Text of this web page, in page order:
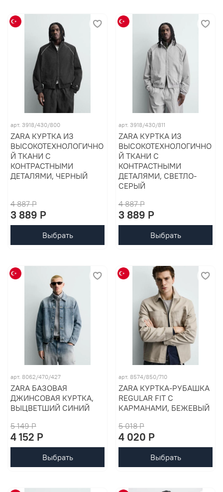
арт. 3918/430/800
ZARA КУРТКА ИЗ
ВЫСОКОТЕХНОЛОГИЧНО
Й ТКАНИ С
КОНТРАСТНЫМИ
ДЕТАЛЯМИ, ЧЕРНЫЙ
4 887 P
3 889 P
Выбрать
арт. 3918/430/811
ZARA КУРТКА ИЗ
ВЫСОКОТЕХНОЛОГИЧНО
Й ТКАНИ С
КОНТРАСТНЫМИ
ДЕТАЛЯМИ, СВЕТЛО-
СЕРЫЙ
4 887 P
3 889 P
Выбрать
арт. 8062/470/427
ZARA БАЗОВАЯ
ДЖИНСОВАЯ КУРТКА,
ВЫЦВЕТШИЙ СИНИЙ
5 149 P
4 152 P
Выбрать
арт. 8574/850/710
ZARA КУРТКА-РУБАШКА
REGULAR FIT С
КАРМАНАМИ, БЕЖЕВЫЙ
5 018 P
4 020 P
Выбрать